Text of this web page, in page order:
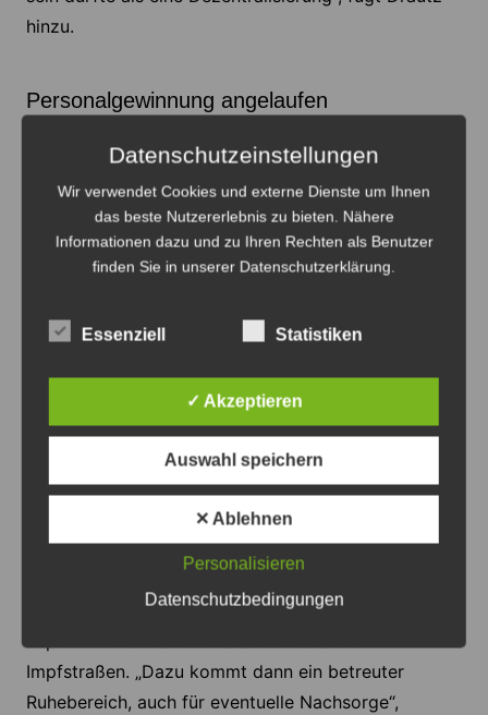
hinzu.
Personalgewinnung angelaufen
Belit Onay lobte die Vorteile des
Messegeländes – Foto: JPH
Personalb
ereitstellu
ng geht
davon
ärztliche
vom Land bereitgestellt wird, die Funktions- und
Katastrophenschutzorganisationen kommen. Eine
die Gesamtanlage auf dem Messegelände im
Impfstraßen. „Dazu kommt dann ein betreuter
Ruhebereich, auch für eventuelle Nachsorge“,
Datenschutzeinstellungen
Wir verwendet Cookies und externe Dienste um Ihnen
das beste Nutzererlebnis zu bieten. Nähere
Informationen dazu und zu Ihren Rechten als Benutzer
finden Sie in unserer Datenschutzerklärung.
Essenziell Statistiken
✓ Akzeptieren
Auswahl speichern
✕ Ablehnen
Personalisieren
Datenschutzbedingungen